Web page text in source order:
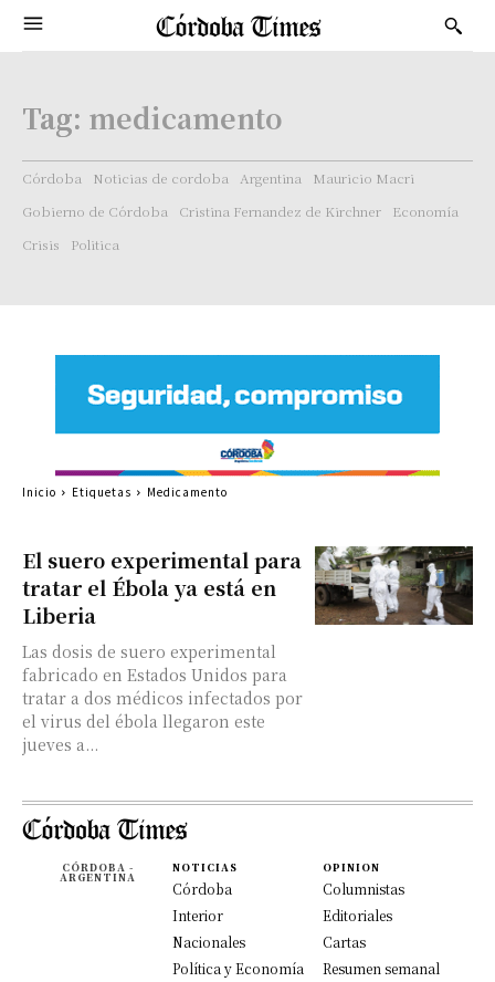
Tag: medicamento
Córdoba Noticias de cordoba Argentina
Mauricio Macri
Gobierno de Córdoba
Cristina Fernandez de Kirchner
Economía
Crisis
Politica
El suero experimental para
tratar el Ébola ya está en
Liberia
Las dosis de suero experimental
fabricado en Estados Unidos para
tratar a dos médicos infectados por
el virus del ébola llegaron este
jueves a...
Inicio Etiquetas Medicamento
CÓRDOBA -
ARGENTINA
NOTICIAS
Córdoba
Interior
Nacionales
Política y Economía
OPINION
Columnistas
Editoriales
Cartas
Resumen semanal